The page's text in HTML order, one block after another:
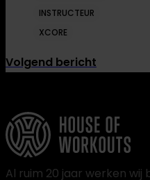
INSTRUCTEUR
XCORE
Volgend bericht
Al ruim 20 jaar werken wij